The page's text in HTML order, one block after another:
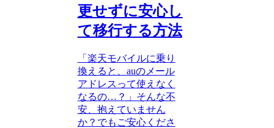
更せずに安心し
て移行する方法
「楽天モバイルに乗り
換えると、auのメール
アドレスって使えなく
なるの…？」そんな不
安、抱えていません
か？でもご安心くださ